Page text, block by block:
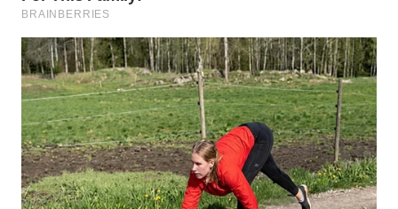
TENGAH
WN DELI
SERDANG
WN
TEBING
TINGGI